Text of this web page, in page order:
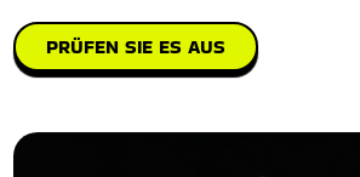
PRÜFEN SIE ES AUS